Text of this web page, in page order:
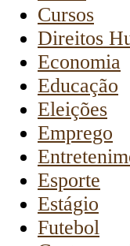
Cursos
Direitos
Economia
Educação
Eleições
Emprego
Esporte
Estágio
Futebol